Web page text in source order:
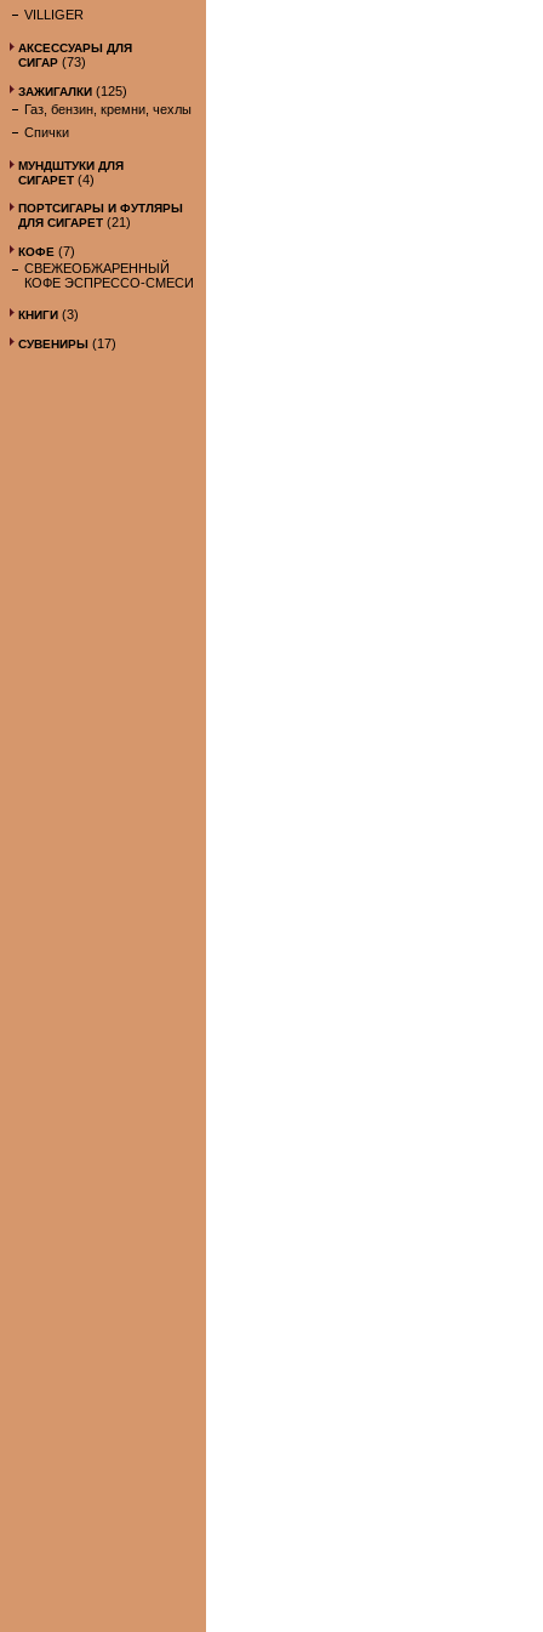
VILLIGER
АКСЕССУАРЫ ДЛЯ
СИГАР (73)
ЗАЖИГАЛКИ (125)
Газ, бензин, кремни, чехлы
Спички
МУНДШТУКИ ДЛЯ
СИГАРЕТ (4)
ПОРТСИГАРЫ И ФУТЛЯРЫ
ДЛЯ СИГАРЕТ (21)
КОФЕ (7)
СВЕЖЕОБЖАРЕННЫЙ
КОФЕ ЭСПРЕССО-СМЕСИ
КНИГИ (3)
СУВЕНИРЫ (17)